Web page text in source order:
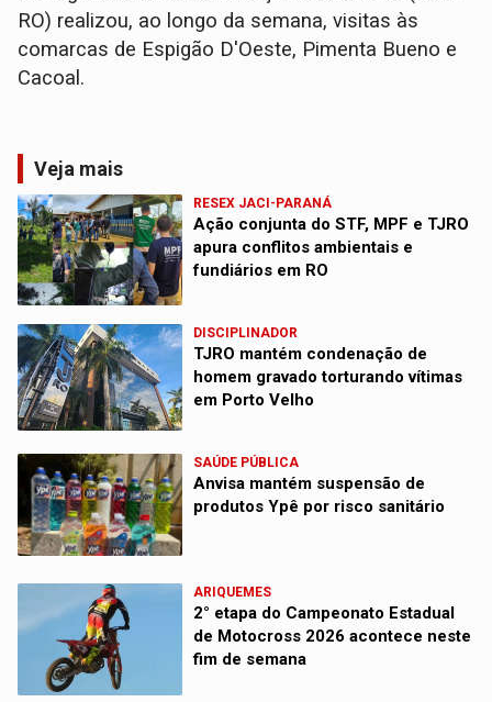
RO) realizou, ao longo da semana, visitas às
comarcas de Espigão D'Oeste, Pimenta Bueno e
Cacoal.
Veja mais
RESEX JACI-PARANÁ
Ação conjunta do STF, MPF e TJRO
apura conflitos ambientais e
fundiários em RO
DISCIPLINADOR
TJRO mantém condenação de
homem gravado torturando vítimas
em Porto Velho
SAÚDE PÚBLICA
Anvisa mantém suspensão de
produtos Ypê por risco sanitário
ARIQUEMES
2° etapa do Campeonato Estadual
de Motocross 2026 acontece neste
fim de semana